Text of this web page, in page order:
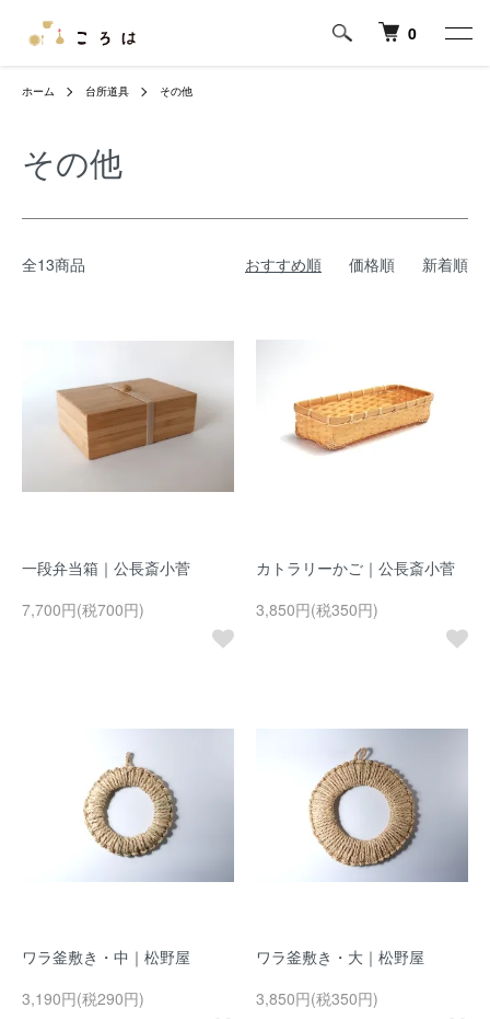
0
ホーム 台所道具 その他
その他
全13商品 おすすめ順 価格順 新着順
一段弁当箱｜公長斎小菅
7,700円(税700円)
カトラリーかご｜公長斎小菅
3,850円(税350円)
ワラ釜敷き・中｜松野屋
3,190円(税290円)
ワラ釜敷き・大｜松野屋
3,850円(税350円)